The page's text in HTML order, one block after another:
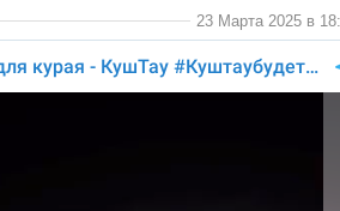
23 Марта 2025 в